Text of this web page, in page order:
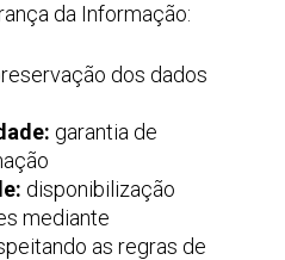
da Informação:
dos dados
garantia de
disponibilização
mediante
as regras de